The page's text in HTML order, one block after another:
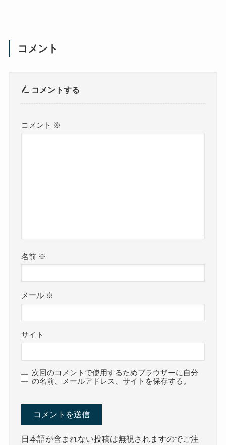
コメント
コメントする
コメント ※
名前 ※
メール ※
サイト
次回のコメントで使用するためブラウザーに自分
の名前、メールアドレス、サイトを保存する。
日本語が含まれない投稿は無視されますのでご注